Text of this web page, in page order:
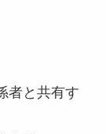
者と共有す